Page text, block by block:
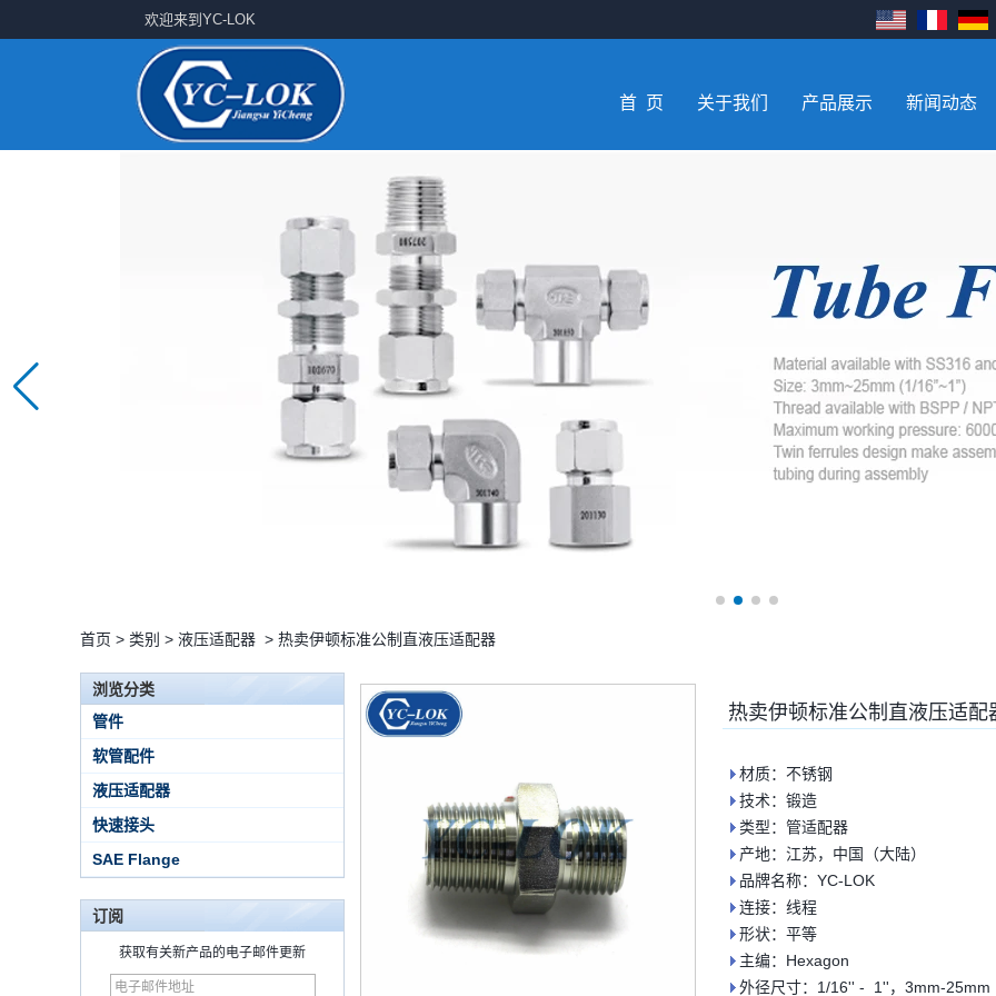
欢迎来到YC-LOK
首 页 关于我们 产品展示 新闻动态
首页 > 类别 > 液压适配器 > 热卖伊顿标准公制直液压适配器
浏览分类
管件
软管配件
液压适配器
快速接头
SAE Flange
订阅
获取有关新产品的电子邮件更新
15 Stainless Steel
Double Ferrules Inch
热卖伊顿标准公制直液压适配
材质：不锈钢
技术：锻造
类型：管适配器
产地：江苏，中国（大陆）
品牌名称：YC-LOK
连接：线程
形状：平等
主编：Hexagon
外径尺寸：1/16'' - 1''，3mm-25mm